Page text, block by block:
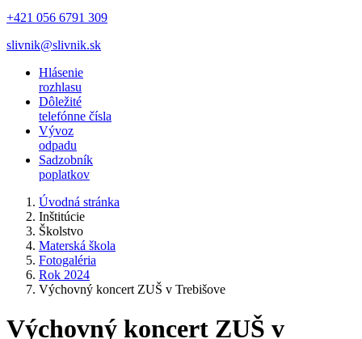
+421 056 6791 309
slivnik@slivnik.sk
Hlásenie
rozhlasu
Dôležité
telefónne čísla
Vývoz
odpadu
Sadzobník
poplatkov
Úvodná stránka
Inštitúcie
Školstvo
Materská škola
Fotogaléria
Rok 2024
Výchovný koncert ZUŠ v Trebišove
Výchovný koncert ZUŠ v